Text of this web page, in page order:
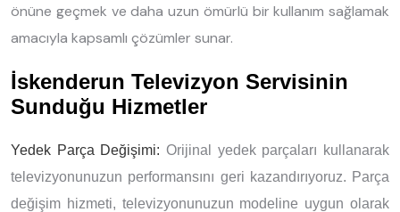
önüne geçmek ve daha uzun ömürlü bir kullanım sağlamak
amacıyla kapsamlı çözümler sunar.
İskenderun Televizyon Servisinin
Sunduğu Hizmetler
Yedek Parça Değişimi: Orijinal yedek parçaları kullanarak
televizyonunuzun performansını geri kazandırıyoruz. Parça
değişim hizmeti, televizyonunuzun modeline uygun olarak